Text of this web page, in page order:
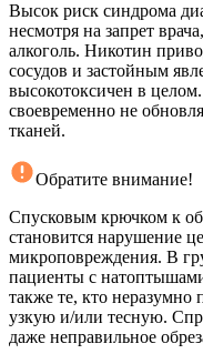
Высок риск синдрома
несмотря на запрет
алкоголь. Никотин
сосудов и застойным
высокотоксичен в
своевременно не
тканей.
Обратите внимание!
Спусковым крючком к
становится нарушение
микроповреждения. В
пациенты с
также те, кто неразумно
узкую и/или тесную.
даже неправильное